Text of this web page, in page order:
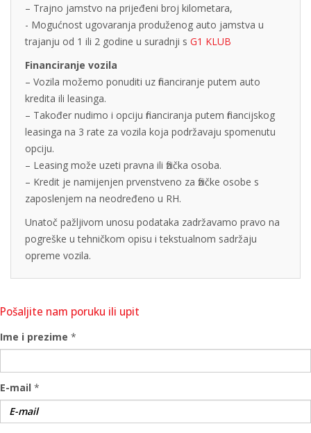
– Trajno jamstvo na prijeđeni broj kilometara,
- Mogućnost ugovaranja produženog auto jamstva u
trajanju od 1 ili 2 godine u suradnji s G1 KLUB
Financiranje vozila
– Vozila možemo ponuditi uz financiranje putem auto
kredita ili leasinga.
– Također nudimo i opciju financiranja putem financijskog
leasinga na 3 rate za vozila koja podržavaju spomenutu
opciju.
– Leasing može uzeti pravna ili fizička osoba.
– Kredit je namijenjen prvenstveno za fizičke osobe s
zaposlenjem na neodređeno u RH.
Unatoč pažljivom unosu podataka zadržavamo pravo na
pogreške u tehničkom opisu i tekstualnom sadržaju
opreme vozila.
Pošaljite nam poruku ili upit
Ime i prezime *
E-mail *